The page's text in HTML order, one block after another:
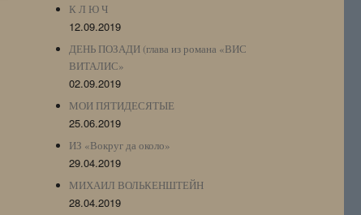
К Л Ю Ч
12.09.2019
ДЕНЬ ПОЗАДИ (глава из романа «ВИС
ВИТАЛИС»
02.09.2019
МОИ ПЯТИДЕСЯТЫЕ
25.06.2019
ИЗ «Вокруг да около»
29.04.2019
МИХАИЛ ВОЛЬКЕНШТЕЙН
28.04.2019